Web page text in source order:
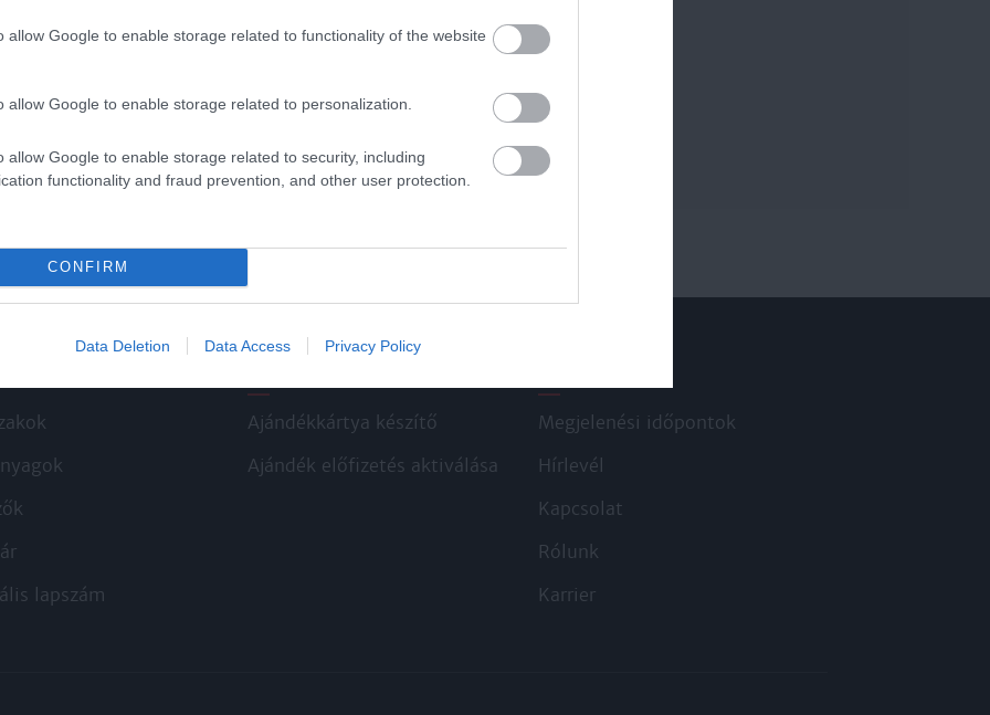
allow Google to enable storage related to functionality of the website
allow Google to enable storage related to personalization.
allow Google to enable storage related to security, including
functionality and fraud prevention, and other user protection.
CONFIRM
Data Deletion Data Access Privacy Policy
a regény politikai jelentőségétől függetlenül is
részesült a 20. században. Csak azt tudom
Kft. támogatásával készült.
lapszám
Ajándékkártya készítő
Ajándék előfizetés aktiválása
Megjelenési időpontok
Hírlevél
Kapcsolat
Rólunk
Karrier